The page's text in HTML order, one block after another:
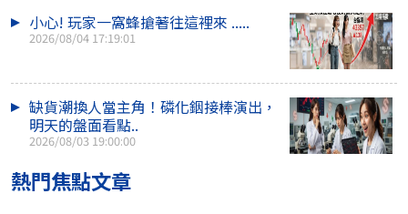
小心! 玩家一窩蜂搶著往這裡來 .....
2026/08/04 17:19:01
缺貨潮換人當主角！磷化銦接棒演出，
明天的盤面看點..
2026/08/03 19:00:00
熱門焦點文章